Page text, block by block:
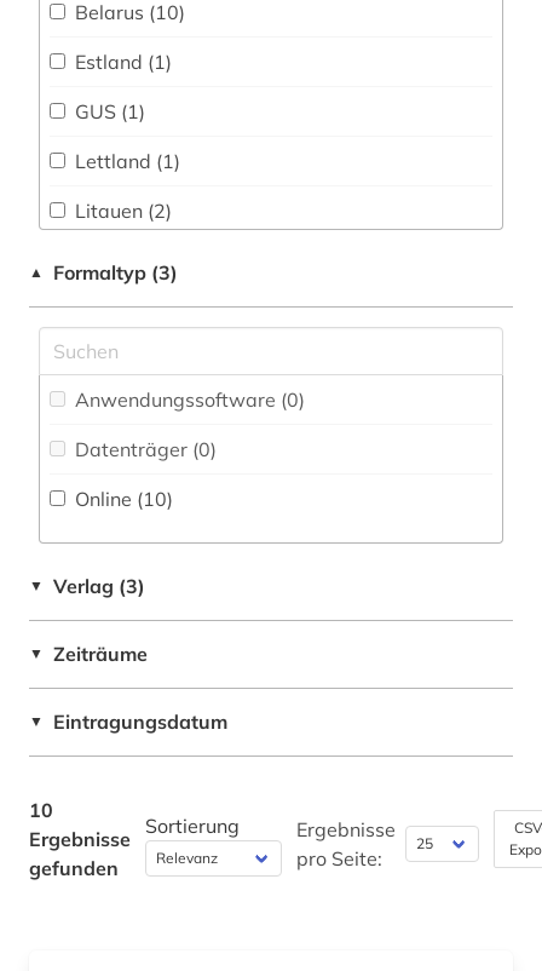
Belarus (10)
Estland (1)
GUS (1)
Lettland (1)
Litauen (2)
Russland, Sowjetunion (1)
▲ Formaltyp (3)
Anwendungssoftware (0)
Datenträger (0)
Online (10)
▼ Verlag (3)
▼ Zeiträume
▼ Eintragungsdatum
10
Ergebnisse
gefunden
Sortierung
Ergebnisse
pro Seite: